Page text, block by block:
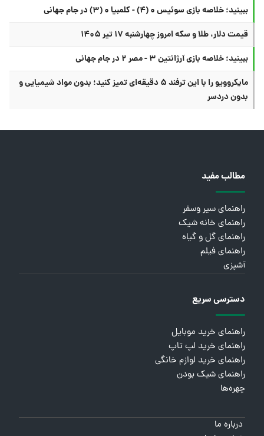
ببینید؛ خلاصه بازی سوئیس ۰ (۴) - کلمبیا ۰ (۳) در جام جهانی
قیمت دلار، طلا و سکه امروز چهارشنبه ۱۷ تیر ۱۴۰۵
ببینید؛ خلاصه بازی آرژانتین ۳ - مصر ۲ در جام جهانی
مایکروویو را با این ترفند ۵ دقیقه‌ای تمیز کنید؛ بدون مواد شیمیایی و
بدون دردسر
مطالب مفید
راهنمای سیر وسفر
راهنمای خانه شیک
راهنمای گل و گیاه
راهنمای فیلم
آشپزی
دسترسی سریع
راهنمای خرید موبایل
راهنمای خرید لپ تاپ
راهنمای خرید لوازم خانگی
راهنمای شیک بودن
چهره‌ها
درباره ما